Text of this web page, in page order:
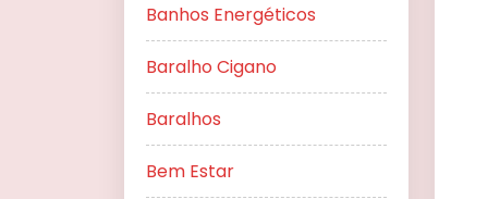
Banhos Energéticos
Baralho Cigano
Baralhos
Bem Estar